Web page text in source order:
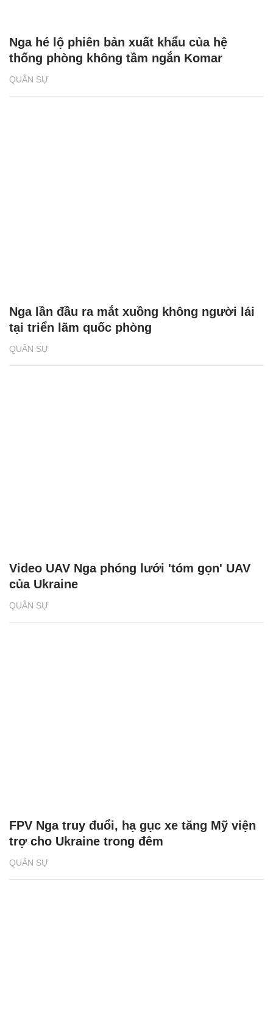
QUÂN SỰ
Nga hé lộ phiên bản xuất khẩu của hệ
thống phòng không tầm ngắn Komar
QUÂN SỰ
Nga lần đầu ra mắt xuồng không người lái
tại triển lãm quốc phòng
QUÂN SỰ
Video UAV Nga phóng lưới 'tóm gọn' UAV
của Ukraine
QUÂN SỰ
FPV Nga truy đuổi, hạ gục xe tăng Mỹ viện
trợ cho Ukraine trong đêm